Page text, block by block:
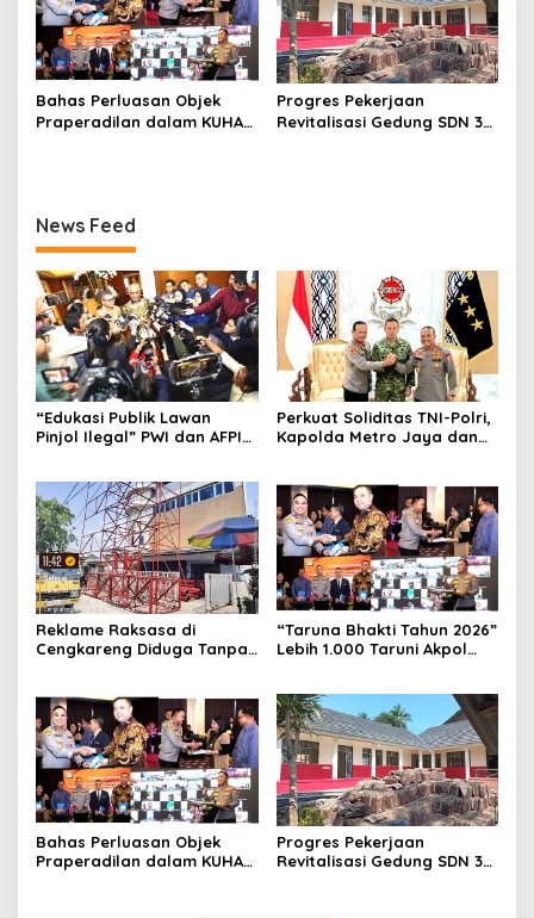
Bahas Perluasan Objek
Praperadilan dalam KUHAP
Progres Pekerjaan
Revitalisasi Gedung SDN 3
News Feed
“Edukasi Publik Lawan
Pinjol Ilegal” PWI dan AFPI
Perkuat Soliditas TNI-Polri,
Kapolda Metro Jaya dan
Reklame Raksasa di
Cengkareng Diduga Tanpa
Identitas Petugas Tak
Dikenali
“Taruna Bhakti Tahun 2026”
Lebih 1.000 Taruni Akpol
Rakyat
Bahas Perluasan Objek
Praperadilan dalam KUHAP
Progres Pekerjaan
Revitalisasi Gedung SDN 3